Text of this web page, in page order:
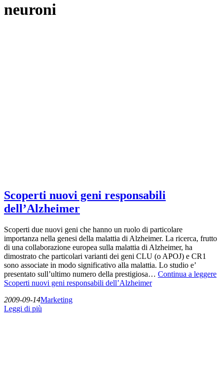
neuroni
Scoperti nuovi geni responsabili
dell’Alzheimer
Scoperti due nuovi geni che hanno un ruolo di particolare
importanza nella genesi della malattia di Alzheimer. La ricerca, frutto
di una collaborazione europea sulla malattia di Alzheimer, ha
dimostrato che particolari varianti dei geni CLU (o APOJ) e CR1
sono associate in modo significativo alla malattia. Lo studio e’
presentato sull’ultimo numero della prestigiosa… Continua a leggere
Scoperti nuovi geni responsabili dell’Alzheimer
2009-09-14Marketing
Leggi di più